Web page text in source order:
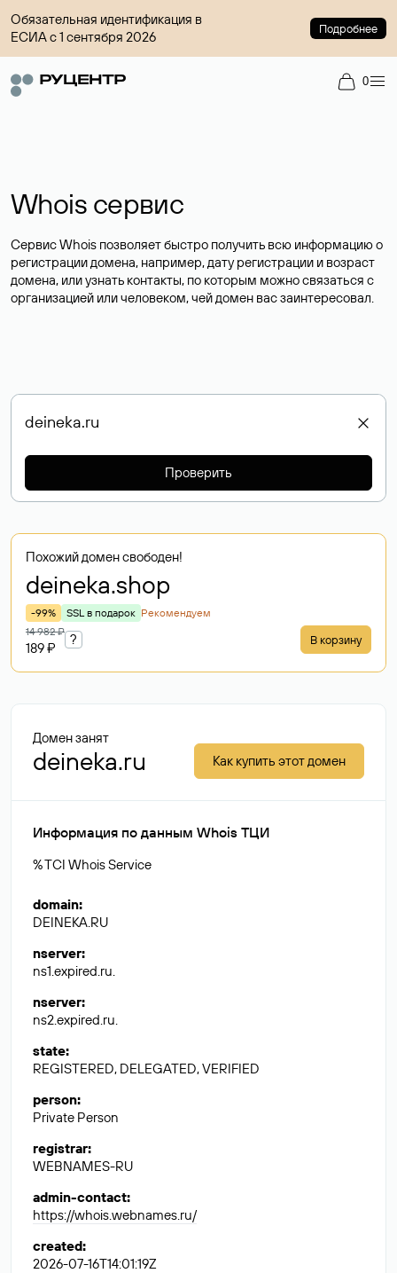
Обязательная идентификация в
ЕСИА с 1 сентября 2026
Подробнее
0
Whois сервис
Сервис Whois позволяет быстро получить всю информацию о
регистрации домена, например, дату регистрации и возраст
домена, или узнать контакты, по которым можно связаться с
организацией или человеком, чей домен вас заинтересовал.
Проверить
Похожий домен свободен!
deineka.shop
-99% SSL в подарок Рекомендуем
14 982 ₽
189 ₽
? В корзину
Домен занят
deineka.ru Как купить этот домен
Информация по данным Whois ТЦИ
% TCI Whois Service
domain:
DEINEKA.RU
nserver:
ns1.expired.ru.
nserver:
ns2.expired.ru.
state:
REGISTERED, DELEGATED, VERIFIED
person:
Private Person
registrar:
WEBNAMES-RU
admin-contact:
https://whois.webnames.ru/
created:
2026-07-16T14:01:19Z